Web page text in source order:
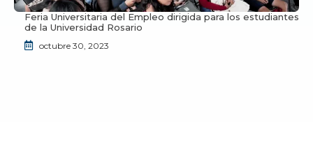
Feria Universitaria del Empleo dirigida para los estudiantes
de la Universidad Rosario
octubre 30, 2023